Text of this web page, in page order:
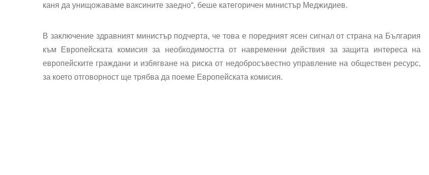
каня да унищожаваме ваксините заедно“, беше категоричен министър Меджидиев.
В заключение здравният министър подчерта, че това е поредният ясен сигнал от страна на България
към Европейската комисия за необходимостта от навременни действия за защита интереса на
европейските граждани и избягване на риска от недобросъвестно управление на обществен ресурс,
за което отговорност ще трябва да поеме Европейската комисия.